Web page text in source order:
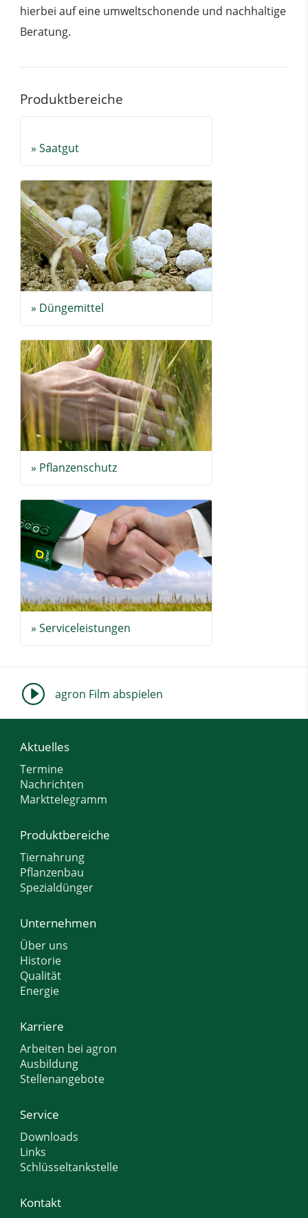
hierbei auf eine umweltschonende und nachhaltige
Beratung.
Produktbereiche
» Saatgut
» Düngemittel
» Pflanzenschutz
» Serviceleistungen
I agron Film abspielen
Aktuelles
Termine
Nachrichten
Markttelegramm
Produktbereiche
Tiernahrung
Pflanzenbau
Spezialdünger
Unternehmen
Über uns
Historie
Qualität
Energie
Karriere
Arbeiten bei agron
Ausbildung
Stellenangebote
Service
Downloads
Links
Schlüsseltankstelle
Kontakt